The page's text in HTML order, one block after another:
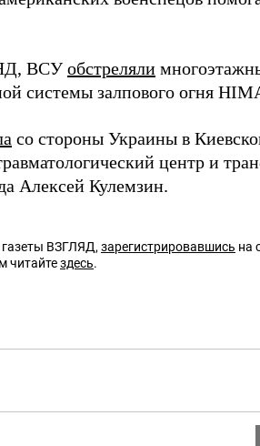
ВСУ обстреляли
системы залпового огня
со стороны Украины в
центр и
Алексей Кулемзин.
ВЗГЛЯД, зарегистрировавшись на
читайтездесь.